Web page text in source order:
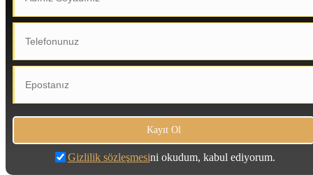
Gizlilik sözleşmesini okudum, kabul ediyorum.